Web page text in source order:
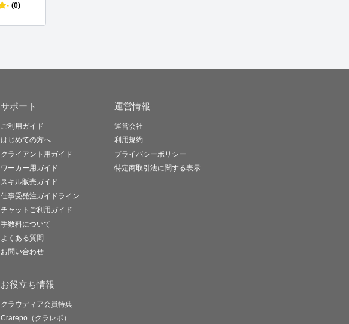
- (0)
サポート
ご利用ガイド
はじめての方へ
クライアント用ガイド
ワーカー用ガイド
スキル販売ガイド
仕事受発注ガイドライン
チャットご利用ガイド
手数料について
よくある質問
お問い合わせ
お役立ち情報
クラウディア会員特典
Crarepo（クラレポ）
運営情報
運営会社
利用規約
プライバシーポリシー
特定商取引法に関する表示